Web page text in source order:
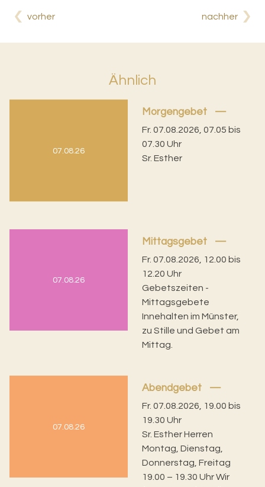
vorher nachher
Ähnlich
07.08.26
Morgengebet
Fr. 07.08.2026, 07.05 bis
07.30 Uhr
Sr. Esther
07.08.26
Mittagsgebet
Fr. 07.08.2026, 12.00 bis
12.20 Uhr
Gebetszeiten -
Mittagsgebete
Innehalten im Münster,
zu Stille und Gebet am
Mittag.
07.08.26
Abendgebet
Fr. 07.08.2026, 19.00 bis
19.30 Uhr
Sr. Esther Herren
Montag, Dienstag,
Donnerstag, Freitag
19.00 – 19.30 Uhr Wir